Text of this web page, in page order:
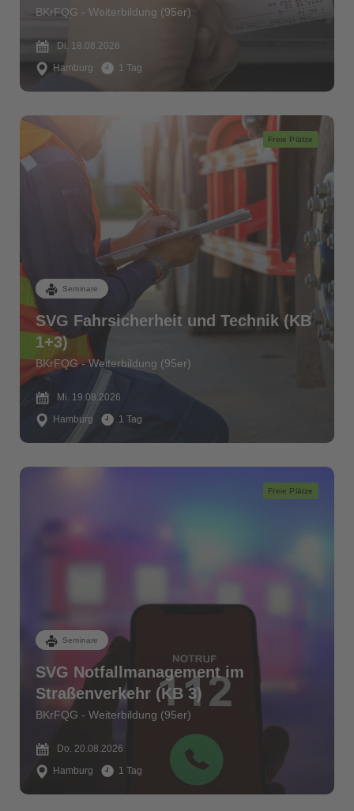
BKrFQG - Weiterbildung (95er)
Di. 18.08.2026
Hamburg
1 Tag
Freie Plätze
Seminare
SVG Fahrsicherheit und Technik (KB
1+3)
BKrFQG - Weiterbildung (95er)
Mi. 19.08.2026
Hamburg
1 Tag
Freie Plätze
Seminare
SVG Notfallmanagement im
Straßenverkehr (KB 3)
BKrFQG - Weiterbildung (95er)
Do. 20.08.2026
Hamburg
1 Tag